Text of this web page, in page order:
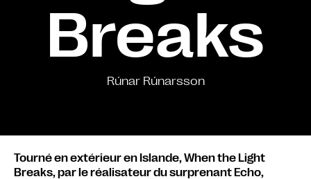
Breaks
Rúnar Rúnarsson
Tourné en extérieur en Islande, When the Light
Breaks, par le réalisateur du surprenant Echo,